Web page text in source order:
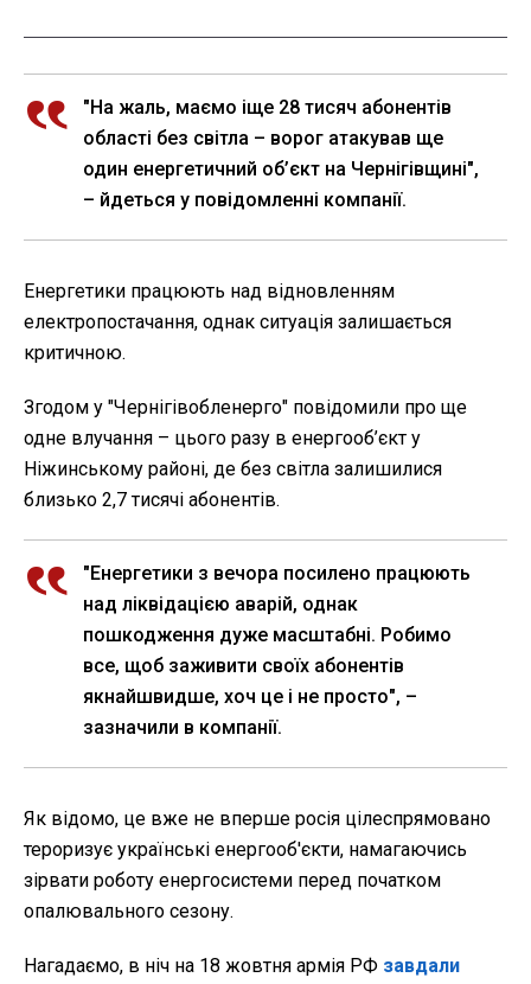
"На жаль, маємо іще 28 тисяч абонентів
області без світла – ворог атакував ще
один енергетичний об’єкт на Чернігівщині",
– йдеться у повідомленні компанії.
Енергетики працюють над відновленням
електропостачання, однак ситуація залишається
критичною.
Згодом у "Чернігівобленерго" повідомили про ще
одне влучання – цього разу в енергооб’єкт у
Ніжинському районі, де без світла залишилися
близько 2,7 тисячі абонентів.
"Енергетики з вечора посилено працюють
над ліквідацією аварій, однак
пошкодження дуже масштабні. Робимо
все, щоб заживити своїх абонентів
якнайшвидше, хоч це і не просто", –
зазначили в компанії.
Як відомо, це вже не вперше росія цілеспрямовано
тероризує українські енергооб'єкти, намагаючись
зірвати роботу енергосистеми перед початком
опалювального сезону.
Нагадаємо, в ніч на 18 жовтня армія РФ завдали